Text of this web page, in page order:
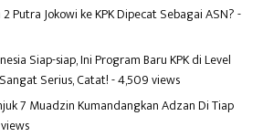
Putra Jokowi ke KPK Dipecat Sebagai ASN?-
Siap-siap, Ini Program Baru KPK di Level
Serius, Catat!- 4,509 views
7 Muadzin Kumandangkan Adzan Di Tiap